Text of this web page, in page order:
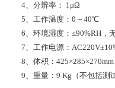
4、分辨率： 1μΩ
5、工作温度：0～40℃
6、环境湿度：≤90%RH，
7、工作电源：
8、体积：425×285×270mm
9、重量：9 Kg（不包括测